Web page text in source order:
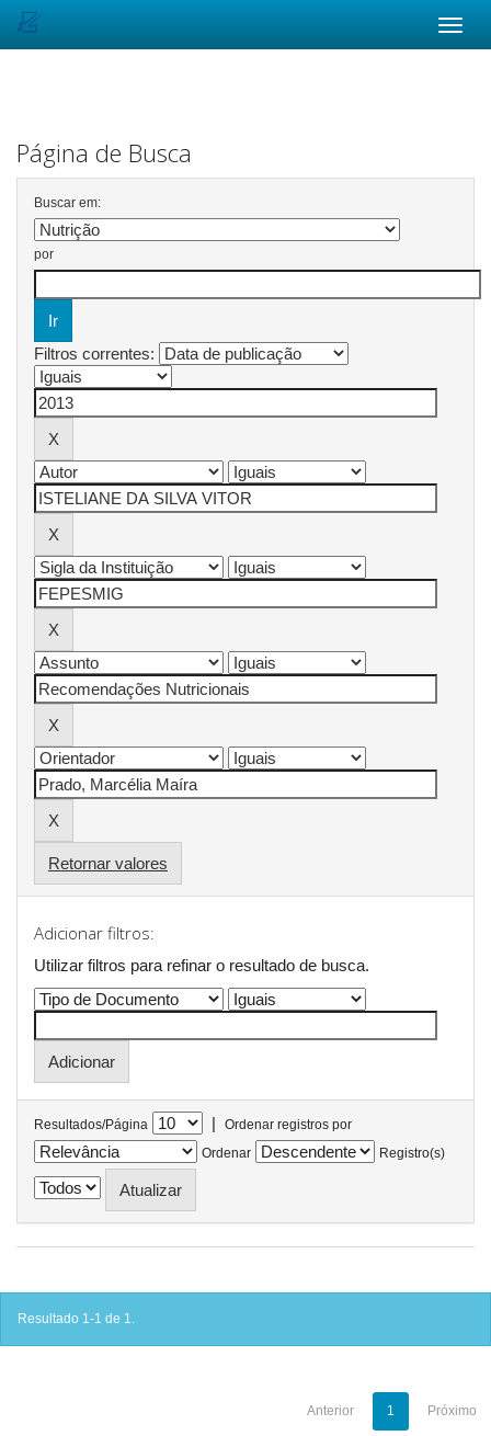
Página de Busca
Buscar em:
por
Filtros correntes:
Retornar valores
Adicionar filtros:
Utilizar filtros para refinar o resultado de busca.
Resultados/Página |
Ordenar registros por
Ordenar
Registro(s)
Resultado 1-1 de 1.
Anterior 1 Próximo